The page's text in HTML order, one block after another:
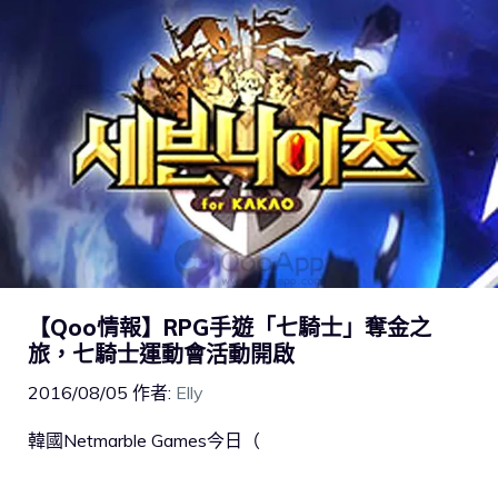
【Qoo情報】RPG手遊「七騎士」奪金之
旅，七騎士運動會活動開啟
2016/08/05 作者: Elly
韓國Netmarble Games今日（